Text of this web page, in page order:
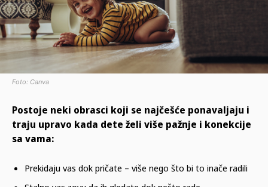
Foto: Canva
Postoje neki obrasci koji se najčešće ponavaljaju i
traju upravo kada dete želi više pažnje i konekcije
sa vama:
Prekidaju vas dok pričate – više nego što bi to inače radili